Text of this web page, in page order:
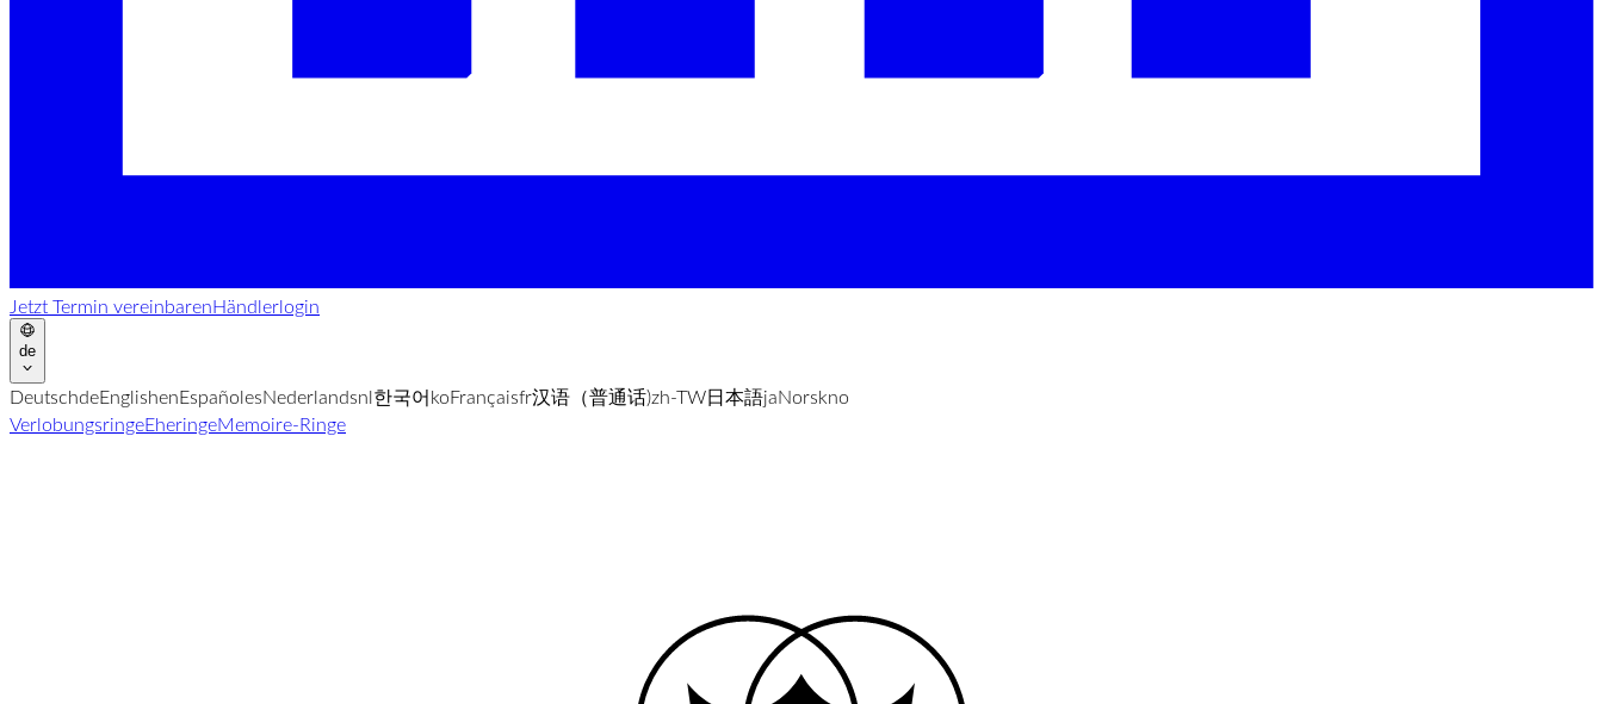
Jetzt Termin vereinbarenHändlerlogin
de
DeutschdeEnglishenEspañolesNederlandsnl한국어koFrançaisfr汉语（普通话)zh-TW日本語jaNorskno
VerlobungsringeEheringeMemoire-Ringe